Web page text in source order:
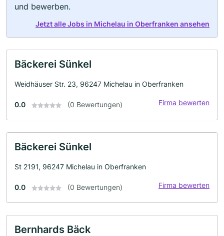
und bewerben.
Jetzt alle Jobs in Michelau in Oberfranken ansehen
Bäckerei Sünkel
Weidhäuser Str. 23, 96247 Michelau in Oberfranken
0.0 (0 Bewertungen) Firma bewerten
Bäckerei Sünkel
St 2191, 96247 Michelau in Oberfranken
0.0 (0 Bewertungen) Firma bewerten
Bernhards Bäck